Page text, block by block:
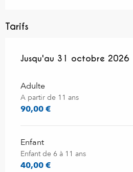
Tarifs
Du21 avril 2026au31
Jusqu'au 31 octobre 2026
Adulte
A partir de 11 ans
90,00 €
Enfant
Enfant de 6 à 11 ans
40,00 €